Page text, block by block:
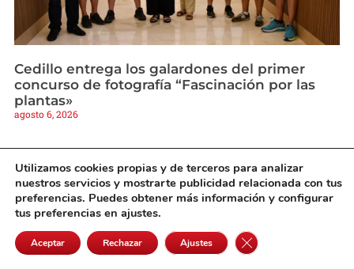
Cedillo entrega los galardones del primer
concurso de fotografía “Fascinación por las
plantas»
agosto 6, 2026
Utilizamos cookies propias y de terceros para analizar
nuestros servicios y mostrarte publicidad relacionada con tus
preferencias. Puedes obtener más información y configurar
tus preferencias en ajustes.
Aceptar Rechazar Ajustes Cerrar el banner de